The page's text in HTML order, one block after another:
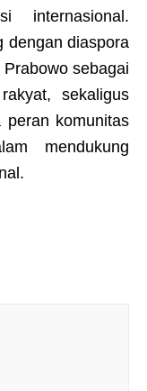
internasional.
dengan diaspora
sebagai
sekaligus
peran komunitas
mendukung